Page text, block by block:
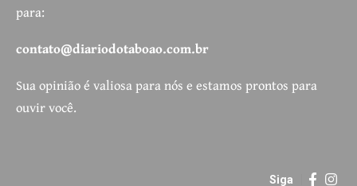
para:
contato@diariodotaboao.com.br
Sua opinião é valiosa para nós e estamos prontos para
ouvir você.
Siga